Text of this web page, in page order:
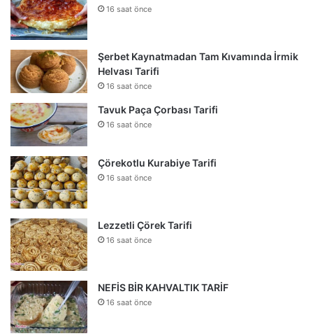
16 saat önce
Şerbet Kaynatmadan Tam Kıvamında İrmik
Helvası Tarifi
16 saat önce
Tavuk Paça Çorbası Tarifi
16 saat önce
Çörekotlu Kurabiye Tarifi
16 saat önce
Lezzetli Çörek Tarifi
16 saat önce
NEFİS BİR KAHVALTIK TARİF
16 saat önce